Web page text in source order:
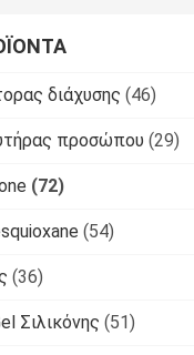
διάχυσης (46)
προσώπου (29)
(72)
(54)
(36)
Σιλικόνης (51)